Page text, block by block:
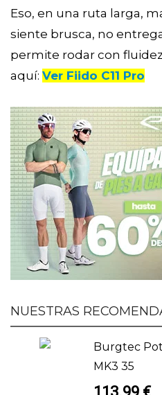
Eso, en una ruta larga,
siente brusca, no
permite rodar con
aquí: Ver Fiido C11 Pro
NUESTRAS
Burgtec
MK3 35